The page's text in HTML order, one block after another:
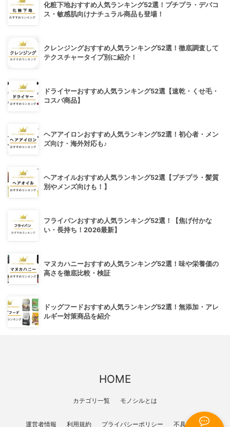
化粧下地おすすめ人気ランキング52選！プチプラ・デパコ
ス・敏感肌向けナチュラル商品も登場！
クレンジングおすすめ人気ランキング52選！徹底調査して
テクスチャータイプ別に紹介！
ドライヤーおすすめ人気ランキング52選【速乾・くせ毛・
コスパ商品】
ヘアアイロンおすすめ人気ランキング52選！初心者・メン
ズ向け・海外対応も♪
ヘアオイルおすすめ人気ランキング52選【プチプラ・髪質
別やメンズ向けも！】
フライパンおすすめ人気ランキング52選！【焦げ付かな
い・長持ち！2026最新】
マヌカハニーおすすめ人気ランキング52選！味や栄養価の
高さを徹底比較・検証
ドッグフードおすすめ人気ランキング52選！無添加・アレ
ルギー対策商品を紹介
HOME
カテゴリ一覧 モノシルとは
運営者情報 利用規約 プライバシーポリシー 不具合報告